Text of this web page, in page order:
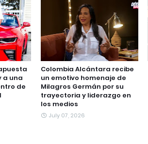
a una
de
Colombia Alcántara recibe
un emotivo homenaje de
Milagros Germán por su
trayectoria y liderazgo en
los medios
July 07, 2026